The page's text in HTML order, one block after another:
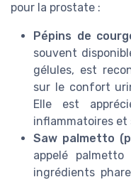
pour la prostate :
Pépins de
souvent
gélules, est
sur le confort
Elle est
inflammatoires et
Saw palmetto
appelé
ingrédients